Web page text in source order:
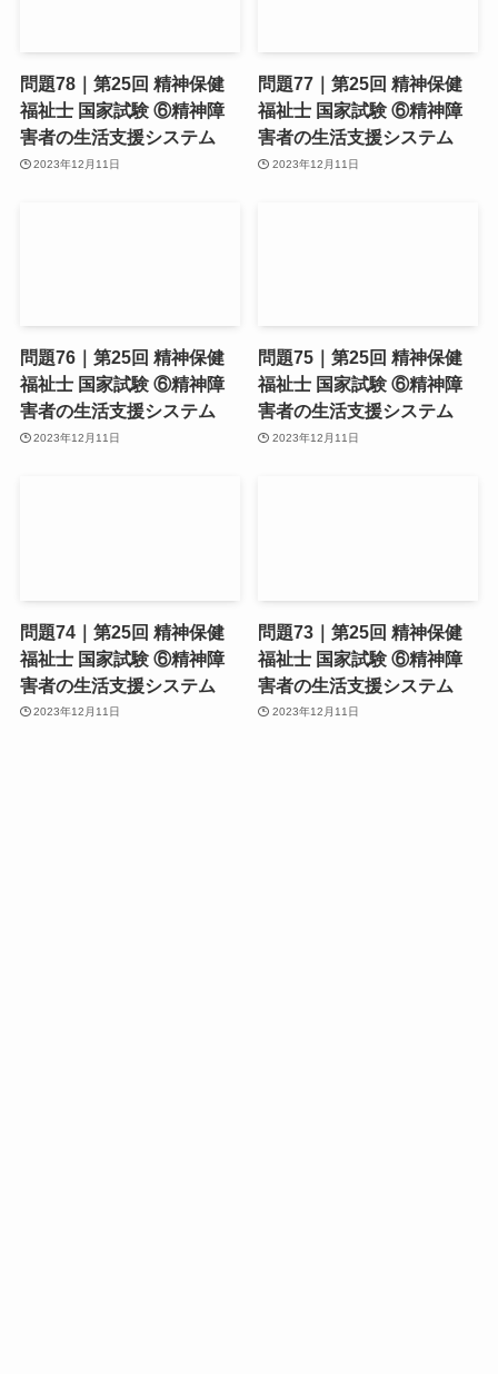
問題78｜第25回 精神保健
福祉士 国家試験 ⑥精神障
害者の生活支援システム
2023年12月11日
問題77｜第25回 精神保健
福祉士 国家試験 ⑥精神障
害者の生活支援システム
2023年12月11日
問題76｜第25回 精神保健
福祉士 国家試験 ⑥精神障
害者の生活支援システム
2023年12月11日
問題75｜第25回 精神保健
福祉士 国家試験 ⑥精神障
害者の生活支援システム
2023年12月11日
問題74｜第25回 精神保健
福祉士 国家試験 ⑥精神障
害者の生活支援システム
2023年12月11日
問題73｜第25回 精神保健
福祉士 国家試験 ⑥精神障
害者の生活支援システム
2023年12月11日